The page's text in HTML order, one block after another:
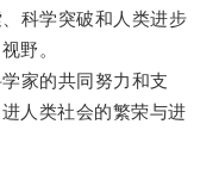
科学突破和人类进步
野。
家的共同努力和支
人类社会的繁荣与进